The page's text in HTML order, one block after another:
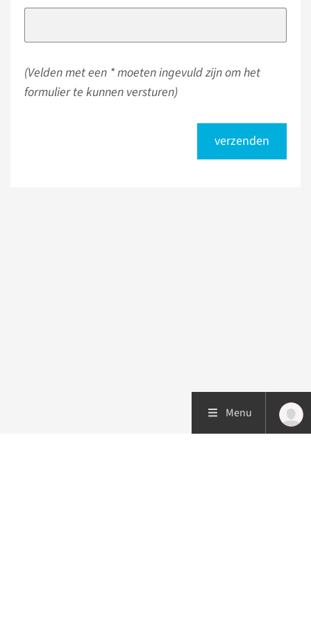
(Velden met een * moeten ingevuld zijn om het
formulier te kunnen versturen)
verzenden
Menu